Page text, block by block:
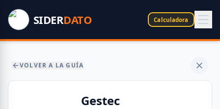
SIDERDATO Calculadora
VOLVER A LA GUÍA
Gestec